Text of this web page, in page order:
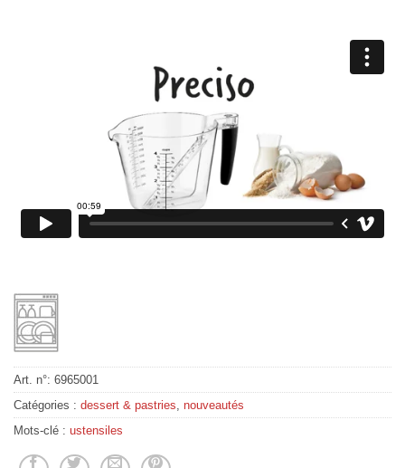
Art. n°: 6965001
Catégories : dessert & pastries nouveautés
Mots-clé : ustensiles